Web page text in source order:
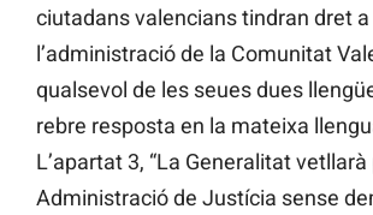
ciutadans valencians tindran dret a
l’administració de la Comunitat
qualsevol de les seues dues
rebre resposta en la mateixa
L’apartat 3, “La Generalitat vetllarà
Administració de Justícia sense